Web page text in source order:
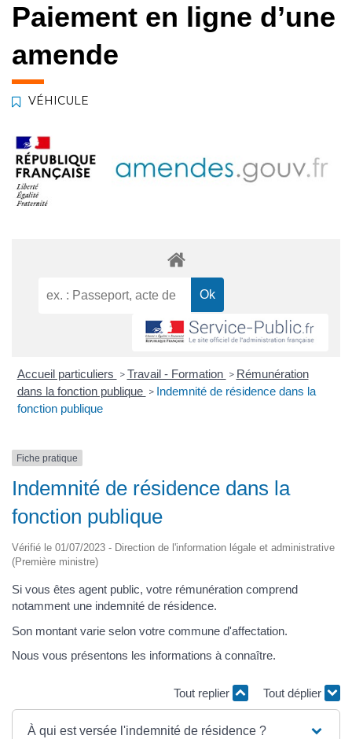
Paiement en ligne d’une
amende
VÉHICULE
Accueil particuliers > Travail - Formation > Rémunération
dans la fonction publique > Indemnité de résidence dans la
fonction publique
Fiche pratique
Indemnité de résidence dans la
fonction publique
Vérifié le 01/07/2023 - Direction de l'information légale et administrative
(Première ministre)
Si vous êtes agent public, votre rémunération comprend
notamment une indemnité de résidence.
Son montant varie selon votre commune d'affectation.
Nous vous présentons les informations à connaître.
Tout replier Tout déplier
À qui est versée l'indemnité de résidence ?